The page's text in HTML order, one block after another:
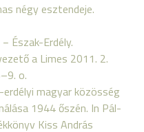
négy esztendeje.
Észak-Erdély.
a Limes 2011. 2.
o.
magyar közösség
1944 őszén. In Pál-
Kiss András